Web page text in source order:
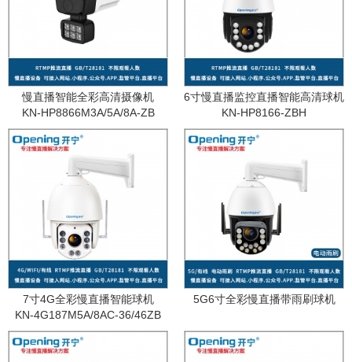
慢直播智能全彩高清摄像机
KN-HP8866M3A/5A/8A-ZB
6寸慢直播监控直播智能高清球机
KN-HP8166-ZBH
7寸4G全彩慢直播智能球机
KN-4G187M5A/8AC-36/46ZB
5G6寸全彩慢直播带雨刷球机